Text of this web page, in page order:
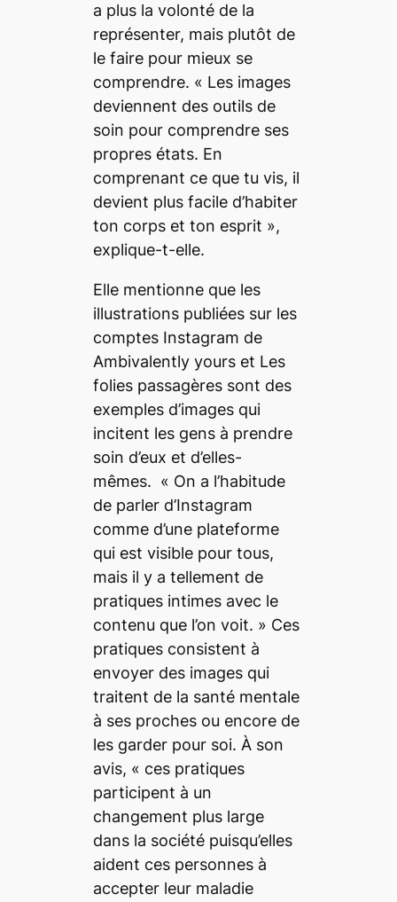
a plus la volonté de la
représenter, mais plutôt de
le faire pour mieux se
comprendre. « Les images
deviennent des outils de
soin pour comprendre ses
propres états. En
comprenant ce que tu vis, il
devient plus facile d’habiter
ton corps et ton esprit »,
explique-t-elle.
Elle mentionne que les
illustrations publiées sur les
comptes Instagram de
Ambivalently yourset Les
folies passagèressont des
exemples d’images qui
incitent les gens à prendre
soin d’eux et d’elles-
mêmes. « On a l’habitude
de parler d’Instagram
comme d’une plateforme
qui est visible pour tous,
mais il y a tellement de
pratiques intimes avec le
contenu que l’on voit. » Ces
pratiques consistent à
envoyer des images qui
traitent de la santé mentale
à ses proches ou encore de
les garder pour soi. À son
avis, « ces pratiques
participent à un
changement plus large
dans la société puisqu’elles
aident ces personnes à
accepter leur maladie